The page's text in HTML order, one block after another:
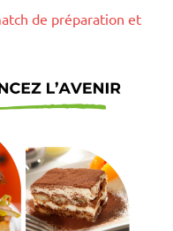
de préparation et